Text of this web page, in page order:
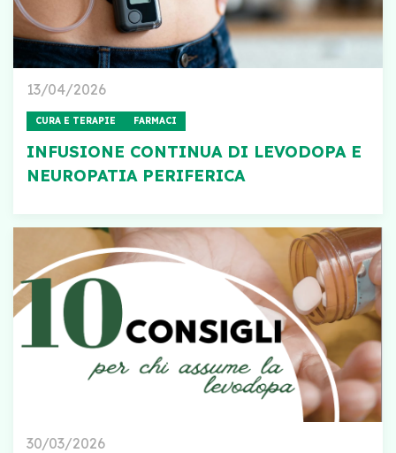
13/04/2026
CURA E TERAPIE FARMACI
INFUSIONE CONTINUA DI LEVODOPA E
NEUROPATIA PERIFERICA
30/03/2026